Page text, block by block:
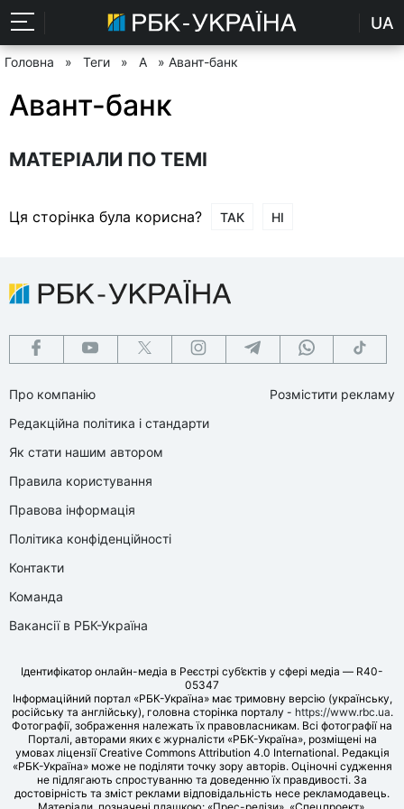
UA
Головна » Теги » А » Авант-банк
Авант-банк
МАТЕРІАЛИ ПО ТЕМІ
Ця сторінка була корисна? ТАК НІ
Про компанію
Редакційна політика і стандарти
Як стати нашим автором
Правила користування
Правова інформація
Політика конфіденційності
Контакти
Команда
Вакансії в РБК-Україна
Розмістити рекламу
Ідентифікатор онлайн-медіа в Реєстрі суб’єктів у сфері медіа — R40-
05347
Інформаційний портал «РБК-Україна» має тримовну версію (українську,
російську та англійську), головна сторінка порталу - https://www.rbc.ua.
Фотографії, зображення належать їх правовласникам. Всі фотографії на
Порталі, авторами яких є журналісти «РБК-Україна», розміщені на
умовах ліцензії Creative Commons Attribution 4.0 International. Редакція
«РБК-Україна» може не поділяти точку зору авторів. Оціночні судження
не підлягають спростуванню та доведенню їх правдивості. За
достовірність та зміст реклами відповідальність несе рекламодавець.